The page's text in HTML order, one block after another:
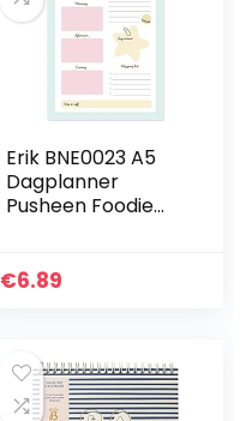
Erik BNE0023 A5
Dagplanner
Pusheen Foodie
met 54
€6.89